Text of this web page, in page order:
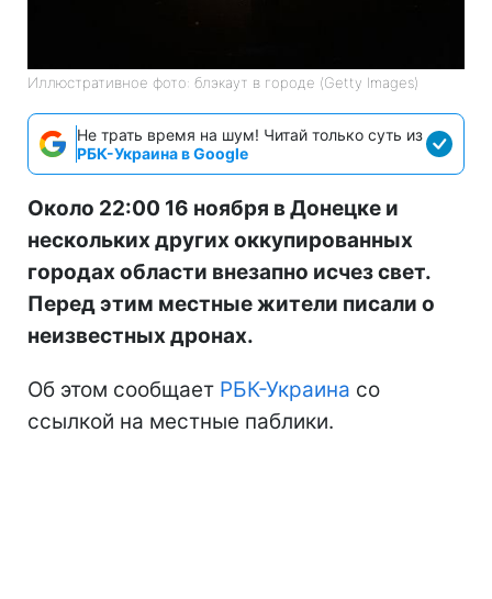
Иллюстративное фото: блэкаут в городе (Getty Images)
Не трать время на шум! Читай только суть из
РБК-Украина в Google
Около 22:00 16 ноября в Донецке и
нескольких других оккупированных
городах области внезапно исчез свет.
Перед этим местные жители писали о
неизвестных дронах.
Об этом сообщает РБК-Украина со
ссылкой на местные паблики.